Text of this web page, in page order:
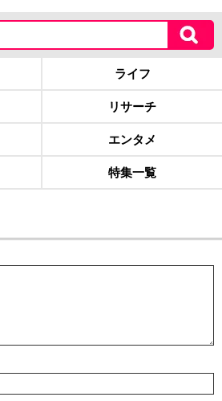
ライフ
リサーチ
エンタメ
特集一覧